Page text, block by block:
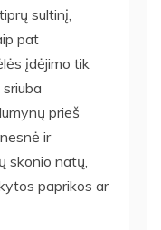
sultinį,
pat
įdėjimo tik
prieš
ir
skonio natų,
paprikos ar